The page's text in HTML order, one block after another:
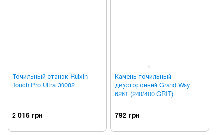
Точильный станок Ruixin
Touch Pro Ultra 30082
2 016 грн
1
Камень точильный
двусторонний Grand Way
6261 (240/400 GRIT)
792 грн